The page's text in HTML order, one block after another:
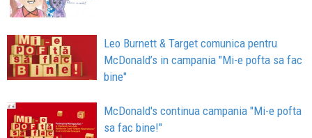
Leo Burnett & Target comunica pentru
McDonald’s in campania "Mi-e pofta sa fac
bine"
McDonald's continua campania "Mi-e pofta
sa fac bine!"